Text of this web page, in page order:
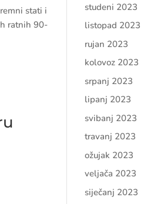
stati i
ratnih 90-
studeni 2023
listopad 2023
rujan 2023
kolovoz 2023
srpanj 2023
lipanj 2023
svibanj 2023
travanj 2023
ožujak 2023
veljača 2023
siječanj 2023